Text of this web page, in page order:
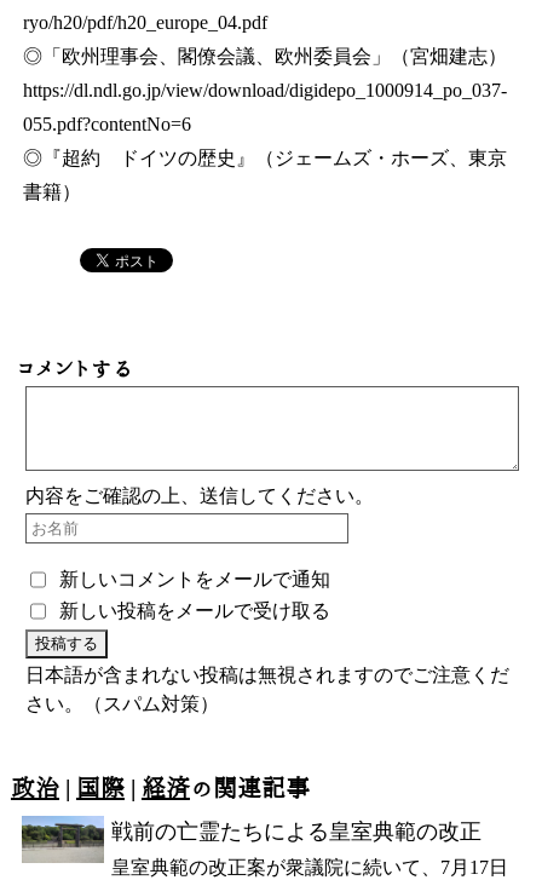
ryo/h20/pdf/h20_europe_04.pdf
◎「欧州理事会、閣僚会議、欧州委員会」（宮畑建志）
https://dl.ndl.go.jp/view/download/digidepo_1000914_po_037-
055.pdf?contentNo=6
◎『超約 ドイツの歴史』（ジェームズ・ホーズ、東京
書籍）
コメントする
内容をご確認の上、送信してください。
新しいコメントをメールで通知
新しい投稿をメールで受け取る
日本語が含まれない投稿は無視されますのでご注意くだ
さい。（スパム対策）
政治| 国際| 経済の関連記事
戦前の亡霊たちによる皇室典範の改正
皇室典範の改正案が衆議院に続いて、7月17日